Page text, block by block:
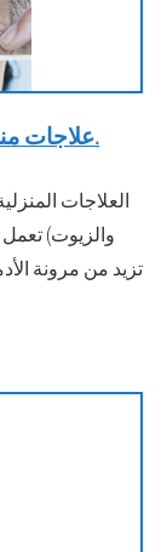
علاجات منزلية فعالة ومثبتة للتجاعيد تحت العينين.
العلاجات
والزيوت)
تزيد من مرونة